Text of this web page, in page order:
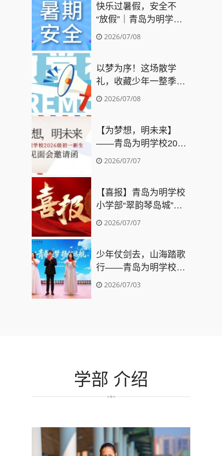
快乐过暑假，安全不
“放假”｜青岛为明学校
2026年暑期安全指南请
2026/07/08
以梦为序！这场散学
礼，收藏少年一整季成
长2026/07/08
【为梦想，明未来】
——青岛为明学校2026
级初一新生报到见面会
2026/07/07
【喜报】青岛为明学校
小学部“翠韵琴岛城”项
目闪耀5C少年科技创新
2026/07/07
少年仗剑去，山海踏歌
行——青岛为明学校
2026届初三毕业典礼圆
2026/07/03
学部 介绍